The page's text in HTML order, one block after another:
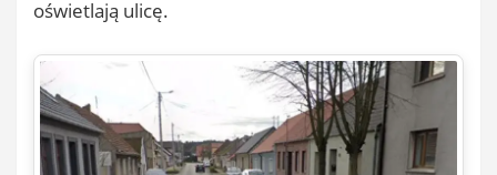
oświetlają ulicę.